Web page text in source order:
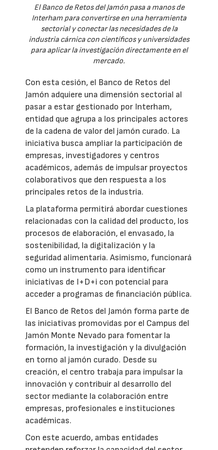
El Banco de Retos del Jamón pasa a manos de
Interham para convertirse en una herramienta
sectorial y conectar las necesidades de la
industria cárnica con científicos y universidades
para aplicar la investigación directamente en el
mercado.
Con esta cesión, el Banco de Retos del
Jamón adquiere una dimensión sectorial al
pasar a estar gestionado por Interham,
entidad que agrupa a los principales actores
de la cadena de valor del jamón curado. La
iniciativa busca ampliar la participación de
empresas, investigadores y centros
académicos, además de impulsar proyectos
colaborativos que den respuesta a los
principales retos de la industria.
La plataforma permitirá abordar cuestiones
relacionadas con la calidad del producto, los
procesos de elaboración, el envasado, la
sostenibilidad, la digitalización y la
seguridad alimentaria. Asimismo, funcionará
como un instrumento para identificar
iniciativas de I+D+i con potencial para
acceder a programas de financiación pública.
El Banco de Retos del Jamón forma parte de
las iniciativas promovidas por el Campus del
Jamón Monte Nevado para fomentar la
formación, la investigación y la divulgación
en torno al jamón curado. Desde su
creación, el centro trabaja para impulsar la
innovación y contribuir al desarrollo del
sector mediante la colaboración entre
empresas, profesionales e instituciones
académicas.
Con este acuerdo, ambas entidades